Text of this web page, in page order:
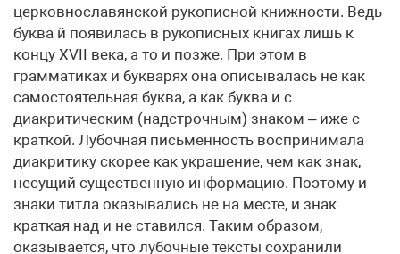
церковнославянской рукописной книжности. Ведь
буква й появилась в рукописных книгах лишь к
концу XVII века, а то и позже. При этом в
грамматиках и букварях она описывалась не как
самостоятельная буква, а как буква и с
диакритическим (надстрочным) знаком – иже с
краткой. Лубочная письменность воспринимала
диакритику скорее как украшение, чем как знак,
несущий существенную информацию. Поэтому и
знаки титла оказывались не на месте, и знак
краткая над и не ставился. Таким образом,
оказывается, что лубочные тексты сохранили